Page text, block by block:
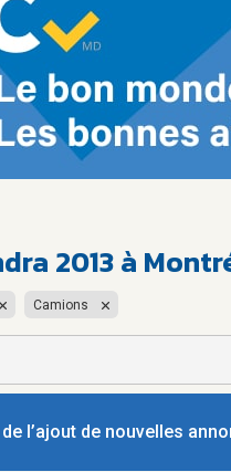
2013 à
Camions
l’ajout de nouvelles